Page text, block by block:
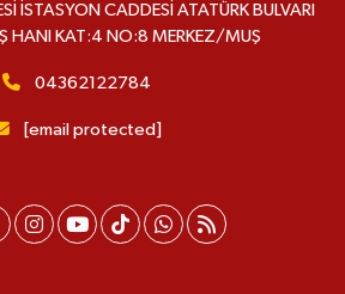
İSTASYON CADDESİ ATATÜRK BULVARI
HANI KAT:4 NO:8 MERKEZ/MUŞ
04362122784
[email protected]